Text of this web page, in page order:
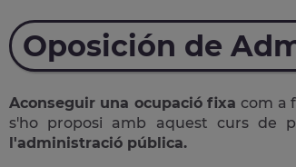
Oposición de
Aconseguir una ocupació fixacom a
s'ho proposi amb aquest curs de
l'administració pública.